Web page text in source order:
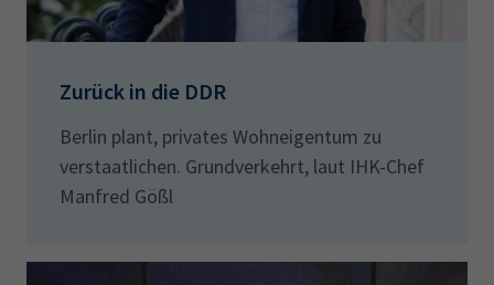
Zurück in die DDR
Berlin plant, privates Wohneigentum zu
verstaatlichen. Grundverkehrt, laut IHK-Chef
Manfred Gößl